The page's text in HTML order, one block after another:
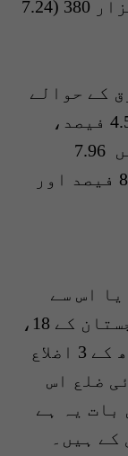
فرق مجموعی طور پر97 لاکھ 58 ہزار 380 (7.24
کے حوالے
سے صوبوں سے اسلام آباد میں 4.54 فیصد،
پنجاب میں 6.24 فیصد، سندھ میں 7.96
فیصد، خیبر پختونخوا میں 8.66 فیصد اور
مرد اور خواتین ووٹرز میں 10 یا اس سے
فرق والے 31 اضلاع میں سے بلوچستان کے 18،
خیبر پختونخوا کے 10 اور سندھ کے 3 اضلاع
ضلع اس
بات یہ ہے
کے ہیں۔